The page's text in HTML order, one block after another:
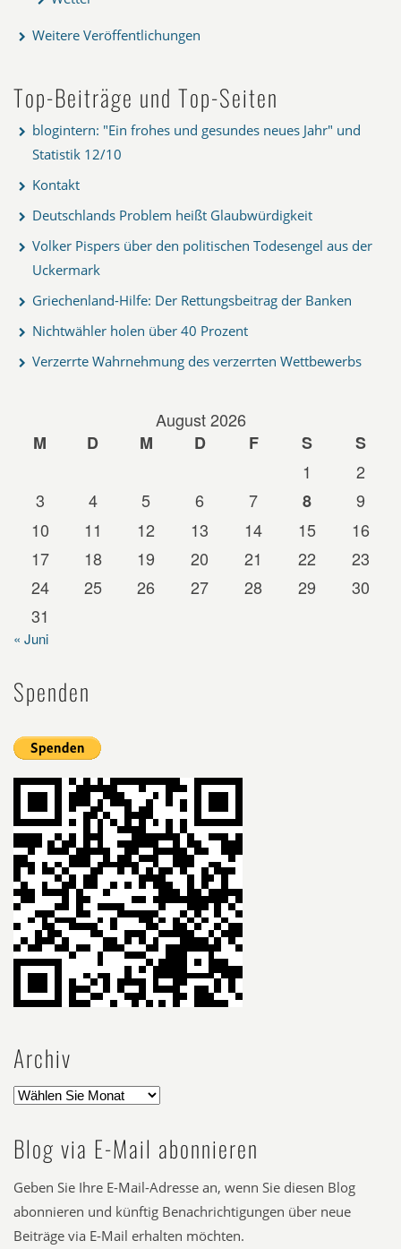
Weitere Veröffentlichungen
Top-Beiträge und Top-Seiten
blogintern: "Ein frohes und gesundes neues Jahr" und
Statistik 12/10
Kontakt
Deutschlands Problem heißt Glaubwürdigkeit
Volker Pispers über den politischen Todesengel aus der
Uckermark
Griechenland-Hilfe: Der Rettungsbeitrag der Banken
Nichtwähler holen über 40 Prozent
Verzerrte Wahrnehmung des verzerrten Wettbewerbs
August 2026
M
D M D F S
S
1
2
3
4 5 6 7 8
9
10
11 12 13 14 15
16
17
18 19 20 21 22
23
24
25 26 27 28 29
30
31
« Juni
Spenden
Archiv
Blog via E-Mail abonnieren
Geben Sie Ihre E-Mail-Adresse an, wenn Sie diesen Blog
abonnieren und künftig Benachrichtigungen über neue
Beiträge via E-Mail erhalten möchten.